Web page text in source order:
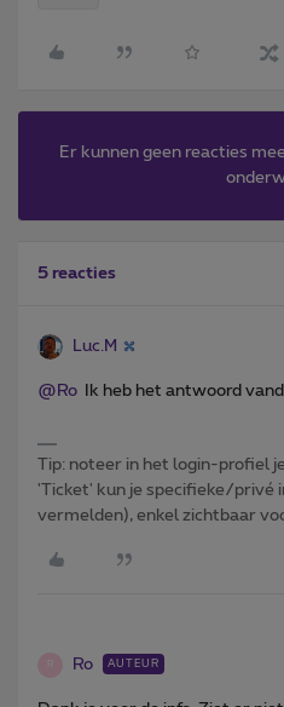
Er kunnen geen reacties
5 reacties
Luc.M
@Ro Ik heb het antwoord
Tip: noteer in het login-profiel
'Ticket' kun je specifieke/privé
vermelden), enkel zichtbaar
Ro AUTEUR